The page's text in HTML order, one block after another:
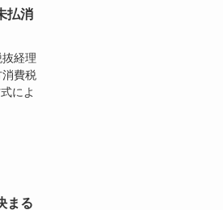
払消
経理
費税
によ
まる